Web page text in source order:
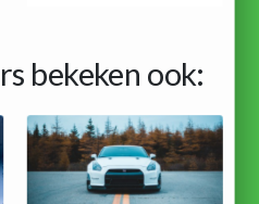
bekeken ook: